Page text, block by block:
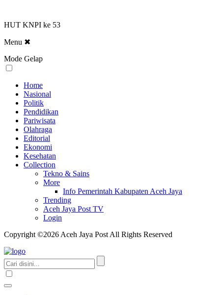
HUT KNPI ke 53
Menu ✖
Mode Gelap
Home
Nasional
Politik
Pendidikan
Pariwisata
Olahraga
Editorial
Ekonomi
Kesehatan
Collection
Tekno & Sains
More
Info Pemerintah Kabupaten Aceh Jaya
Trending
Aceh Jaya Post TV
Login
Copyright ©2026 Aceh Jaya Post All Rights Reserved